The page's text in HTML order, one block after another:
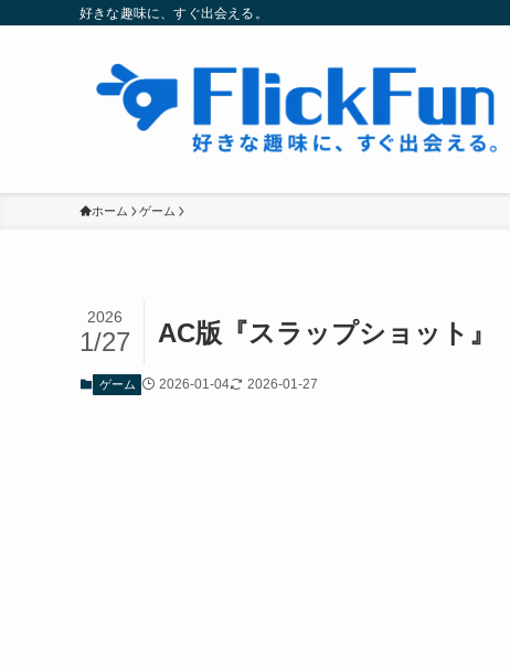
好きな趣味に、すぐ出会える。
ホーム ゲーム
AC版『スラップショット』
2026
1/27
ゲーム 2026-01-04 2026-01-27